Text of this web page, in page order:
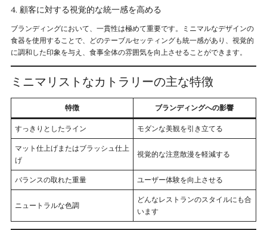
4. 顧客に対する視覚的な統一感を高める
ブランディングにおいて、一貫性は極めて重要です。ミニマルなデザインの
食器を使用することで、どのテーブルセッティングも統一感があり、視覚的
に調和した印象を与え、食事全体の雰囲気を向上させることができます。
ミニマリストなカトラリーの主な特徴
特徴 ブランディングへの影響
すっきりとしたライン モダンな美観を引き立てる
マット仕上げまたはブラッシュ仕上
げ
視覚的な注意散漫を軽減する
バランスの取れた重量 ユーザー体験を向上させる
ニュートラルな色調
どんなレストランのスタイルにも合
います